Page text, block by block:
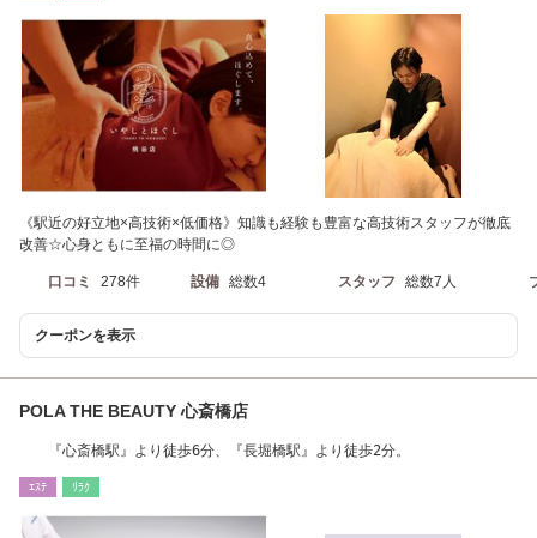
《駅近の好立地×高技術×低価格》知識も経験も豊富な高技術スタッフが徹底
改善☆心身ともに至福の時間に◎
口コミ 278件 設備 総数4 スタッフ 総数7人
クーポンを表示
POLA THE BEAUTY 心斎橋店
『心斎橋駅』より徒歩6分、『長堀橋駅』より徒歩2分。
ｴｽﾃ ﾘﾗｸ